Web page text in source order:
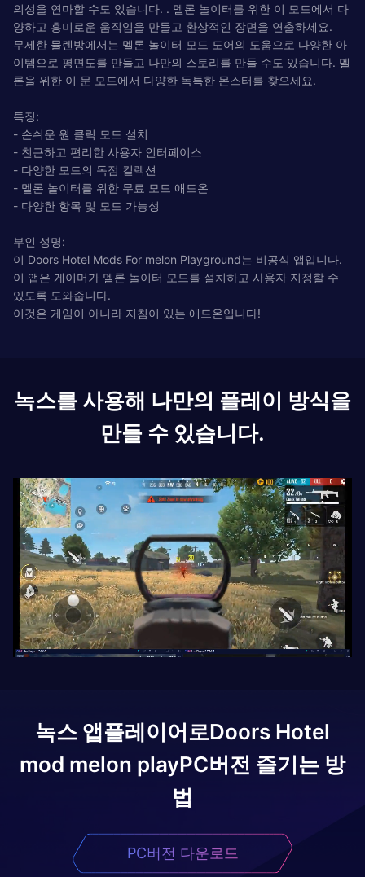
의성을 연마할 수도 있습니다. . 멜론 놀이터를 위한 이 모드에서 다
양하고 흥미로운 움직임을 만들고 환상적인 장면을 연출하세요.
무제한 뮬렌방에서는 멜론 놀이터 모드 도어의 도움으로 다양한 아
이템으로 평면도를 만들고 나만의 스토리를 만들 수도 있습니다. 멜
론을 위한 이 문 모드에서 다양한 독특한 몬스터를 찾으세요.
특징:
- 손쉬운 원 클릭 모드 설치
- 친근하고 편리한 사용자 인터페이스
- 다양한 모드의 독점 컬렉션
- 멜론 놀이터를 위한 무료 모드 애드온
- 다양한 항목 및 모드 가능성
부인 성명:
이 Doors Hotel Mods For melon Playground는 비공식 앱입니다.
이 앱은 게이머가 멜론 놀이터 모드를 설치하고 사용자 지정할 수
있도록 도와줍니다.
이것은 게임이 아니라 지침이 있는 애드온입니다!
녹스를 사용해 나만의 플레이 방식을
만들 수 있습니다.
녹스 앱플레이어로Doors Hotel
mod melon playPC버전 즐기는 방
법
PC버전 다운로드